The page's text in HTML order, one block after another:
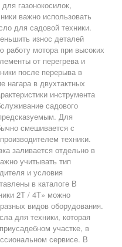
газонокосилок,
важно использовать
для садовой техники.
износ деталей
работу мотора при высоких
от перегрева и
после перерыва в
нагара в двухтактных
инструмента
садового
Для
смешивается с
техники.
заливается отдельно в
учитывать тип
и условия
в каталоге В
2T / 4T» можно
видов оборудования.
для техники, которая
участке, в
сервисе. В